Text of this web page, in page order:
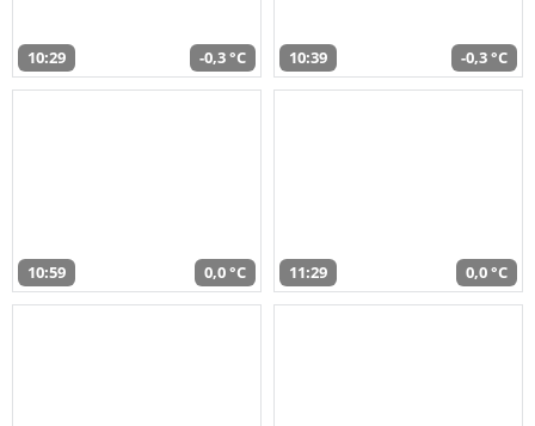
10:29 -0,3 °C 10:39 -0,3 °C
10:59 0,0 °C 11:29 0,0 °C